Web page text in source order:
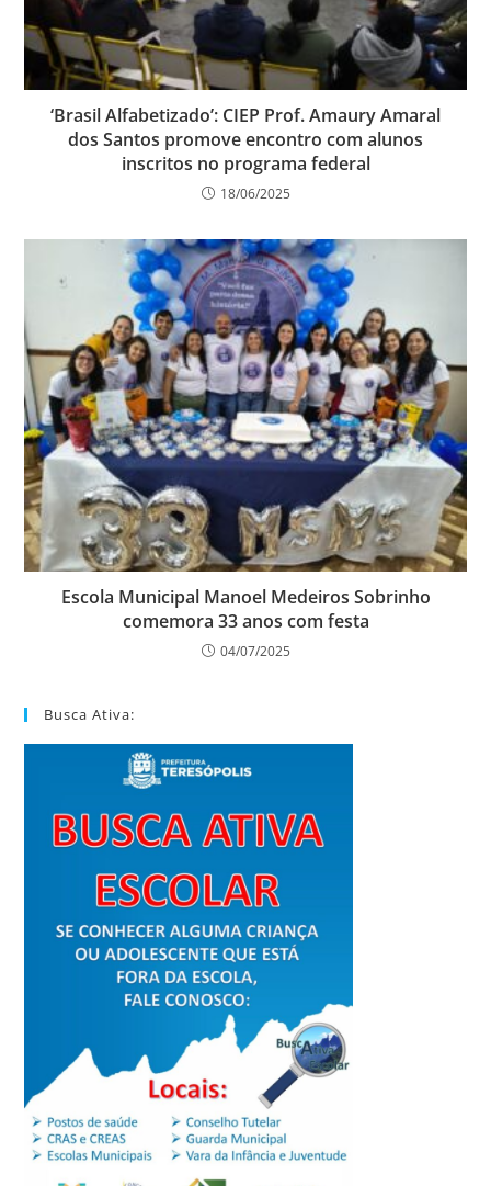
‘Brasil Alfabetizado’: CIEP Prof. Amaury Amaral
dos Santos promove encontro com alunos
inscritos no programa federal
18/06/2025
Escola Municipal Manoel Medeiros Sobrinho
comemora 33 anos com festa
04/07/2025
Busca Ativa: